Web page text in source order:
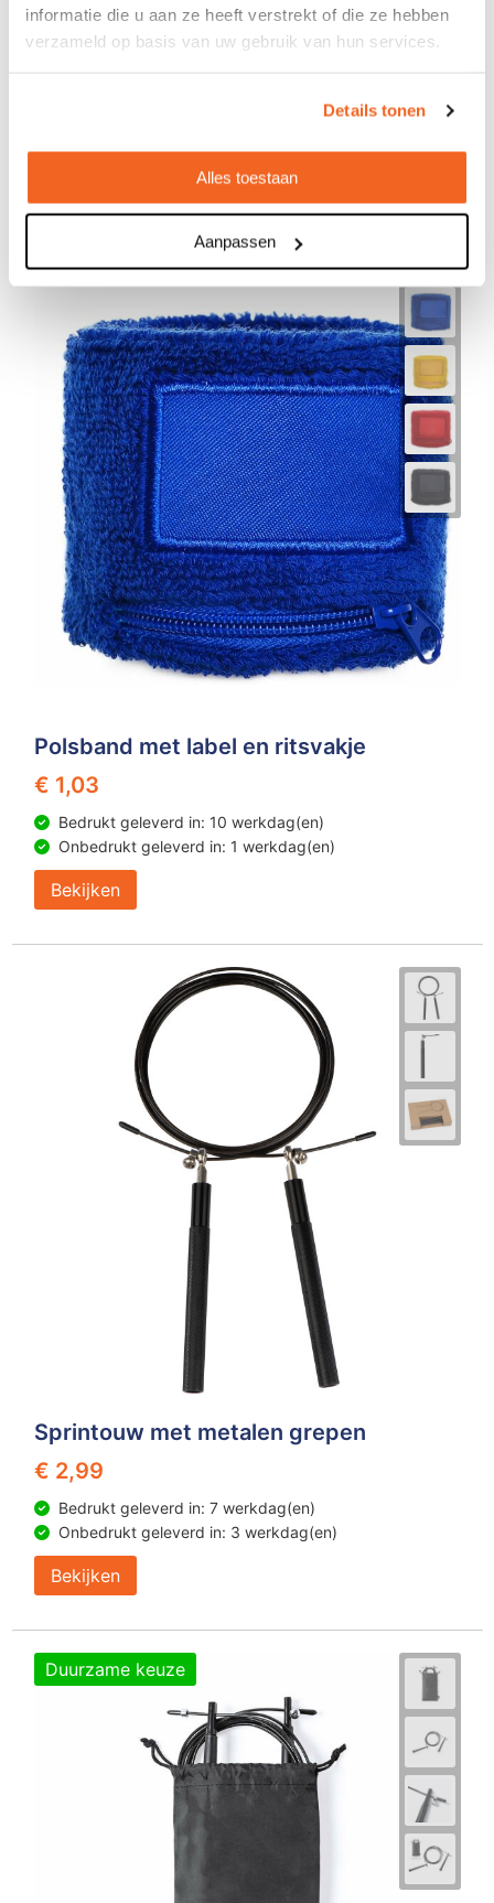
informatie die u aan ze heeft verstrekt of die ze hebben
verzameld op basis van uw gebruik van hun services.
Details tonen
Alles toestaan
Aanpassen
Bekijken
Polsband met label en ritsvakje
€ 1,03
Bedrukt geleverd in: 10 werkdag(en)
Onbedrukt geleverd in: 1 werkdag(en)
Bekijken
Sprintouw met metalen grepen
€ 2,99
Bedrukt geleverd in: 7 werkdag(en)
Onbedrukt geleverd in: 3 werkdag(en)
Bekijken
Duurzame keuze